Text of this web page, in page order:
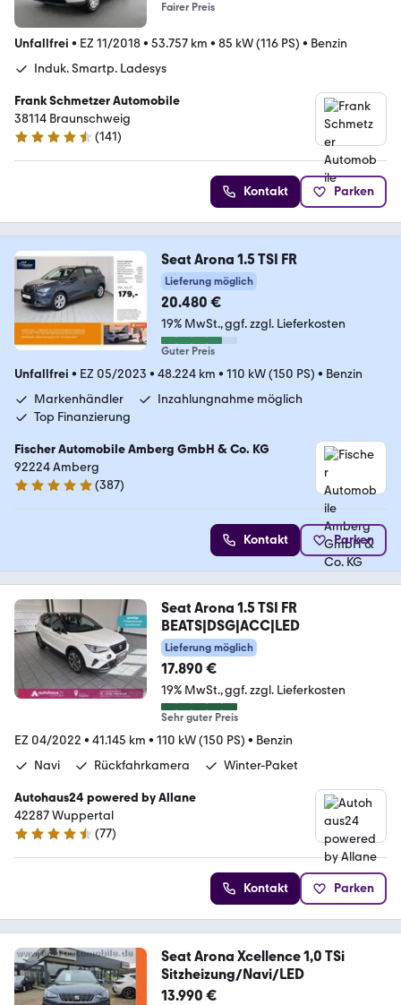
Fairer Preis
Unfallfrei • EZ 11/2018• 53.757 km • 85 kW (116 PS) • Benzin
Induk. Smartp. Ladesys
Frank Schmetzer Automobile
38114 Braunschweig
4.6 Sterne
(141)
Kontakt Parken
Seat Arona 1.5 TSI FR
Lieferung möglich
20.480 €
19% MwSt. ggf. zzgl. Lieferkosten
Guter Preis
Unfallfrei • EZ 05/2023 • 48.224 km • 110 kW (150 PS) • Benzin
Markenhändler
Inzahlungnahme möglich
Top Finanzierung
Fischer Automobile Amberg GmbH & Co. KG
92224 Amberg
4.8 Sterne
(387)
Kontakt Parken
Seat Arona 1.5 TSI FR
BEATS|DSG|ACC|LED
Lieferung möglich
17.890 €
19% MwSt. ggf. zzgl. Lieferkosten
Sehr guter Preis
EZ 04/2022 • 41.145 km • 110 kW (150 PS) • Benzin
Navi
Rückfahrkamera Winter-Paket
Autohaus24 powered by Allane
42287 Wuppertal
4.5 Sterne
(77)
Kontakt Parken
Seat Arona Xcellence 1,0 TSi
Sitzheizung/Navi/LED
13.990 €